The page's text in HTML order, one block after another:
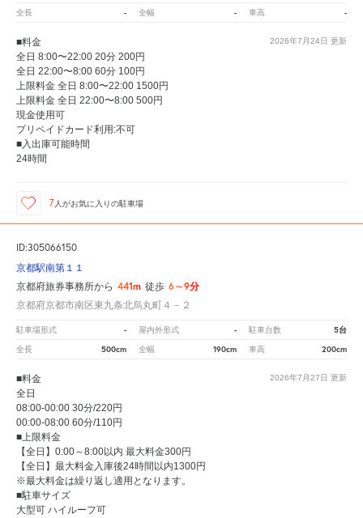
全長 - 全幅 - 車高 -
2026年7月24日 更新
■料金
全日 8:00〜22:00 20分 200円
全日 22:00〜8:00 60分 100円
上限料金 全日 8:00〜22:00 1500円
上限料金 全日 22:00〜8:00 500円
現金使用可
プリペイドカード利用:不可
■入出庫可能時間
24時間
7 人がお気に入りの駐車場
ID:305066150
京都駅南第１１
京都府旅券事務所から 441m 徒歩 6～9分
京都府京都市南区東九条北烏丸町４－２
駐車場形式 - 屋内外形式 - 駐車台数 5台
全長 500cm 全幅 190cm 車高 200cm
2026年7月27日 更新
■料金
全日
08:00-00:00 30分/220円
00:00-08:00 60分/110円
■上限料金
【全日】0:00～8:00以内 最大料金300円
【全日】最大料金入庫後24時間以内1300円
※最大料金は繰り返し適用となります。
■駐車サイズ
大型可 ハイルーフ可